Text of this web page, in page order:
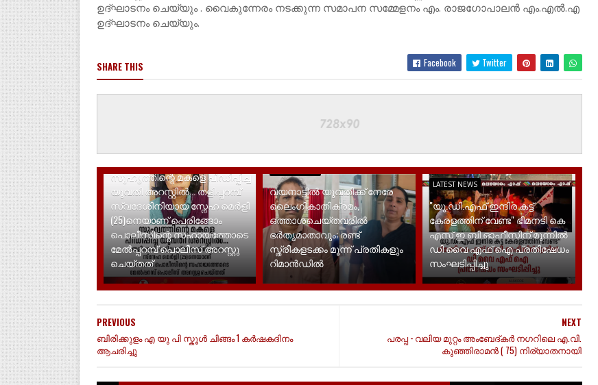
ഉദ്ഘാടനം ചെയ്യും . വൈകുന്നേരം നടക്കുന്ന സമാപന സമ്മേളനം എം. രാജഗോപാലൻ എം.എൽ.എ
ഉദ്ഘാടനം ചെയ്യും.
SHARE THIS Facebook Twitter
LATEST NEWS
സുഹൃത്തിന്റെ മകളെ പീഡിപ്പിച്ച
യുവതി അറസ്റ്റിൽ... തളിപ്പറമ്പ്
സ്വദേശിനിയായ സ്നേഹ മെർളി
(25)നെയാണ് പെരിങ്ങോം
പൊലീസിന്റെ സഹായത്തോടെ
മേൽപ്പറമ്പ് പൊലീസ് അറസ്റ്റു
ചെയ്തത്
LATEST NEWS
വയനാട്ടിൽ യുവതിക്ക് നേരേ
ലൈം​ഗികാതിക്രമം,
ഒത്താശചെയ്തവരിൽ
ഭർതൃമാതാവും; രണ്ട്
സ്ത്രീകളടക്കം മൂന്ന് പ്രതികളും
റിമാൻഡിൽ
LATEST NEWS
"യു.ഡി.എഫ് ഇന്ദിര കട്ട്
കേരളത്തിന് വേണ്ട" ഭീമനടി കെ
എസ് ഇ ബി ഓഫീസിന് മുന്നിൽ
ഡി വൈ എഫ് ഐ പ്രതിഷേധം
സംഘടിപ്പിച്ചു
NEXT
പരപ്പ - വലിയ മുറ്റം അംബേദ്കർ നഗറിലെ എ.വി.
കുഞ്ഞിരാമൻ ( 75) നിര്യാതനായി
PREVIOUS
ബിരിക്കുളം എ യു പി സ്കൂൾ ചിങ്ങം 1 കർഷകദിനം
ആചരിച്ചു